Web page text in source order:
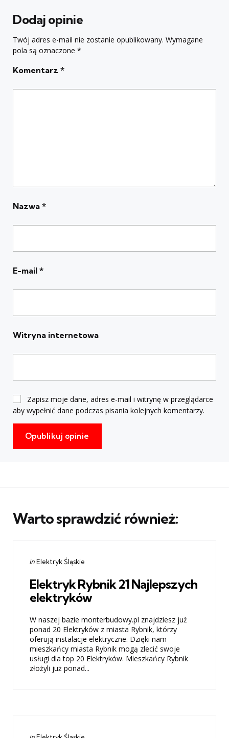
Dodaj opinie
Twój adres e-mail nie zostanie opublikowany. Wymagane
pola są oznaczone *
Komentarz *
Nazwa *
E-mail *
Witryna internetowa
Zapisz moje dane, adres e-mail i witrynę w przeglądarce
aby wypełnić dane podczas pisania kolejnych komentarzy.
Warto sprawdzić również:
Categories
Posted
inElektryk Śląskie
Elektryk Rybnik 21 Najlepszych
elektryków
W naszej bazie monterbudowy.pl znajdziesz już
ponad 20 Elektryków z miasta Rybnik, którzy
oferują instalacje elektryczne. Dzięki nam
mieszkańcy miasta Rybnik mogą zlecić swoje
usługi dla top 20 Elektryków. Mieszkańcy Rybnik
złożyli już ponad...
Categories